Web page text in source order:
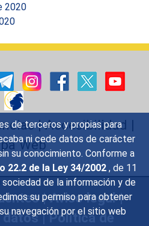
de terceros y propias para
ni cede datos de carácter
su conocimiento. Conforme a
22.2 de la Ley 34/2002 , de 11
de la información y de
su permiso para obtener
navegación por el sitio web
2020
|Accesibilidad |
Web
|Aviso legal|
datos|Política de